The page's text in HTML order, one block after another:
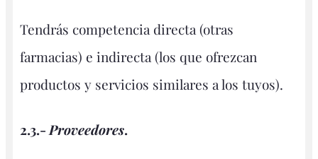
Tendrás competencia directa (otras
farmacias) e indirecta (los que ofrezcan
productos y servicios similares a los tuyos).
2.3.- Proveedores.